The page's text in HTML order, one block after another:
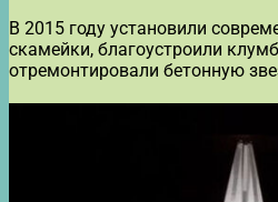
В 2015 году установили
скамейки, благоустроили
отремонтировали бетонную